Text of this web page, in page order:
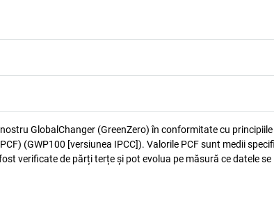
GlobalChanger (GreenZero) în conformitate cu principiile
(GWP100 [versiunea IPCC]). Valorile PCF sunt medii
verificate de părți terțe și pot evolua pe măsură ce datele se